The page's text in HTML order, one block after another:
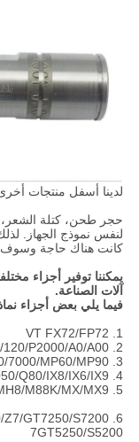
لدينا أسفل منتجات
حجر طحن، كتلة الشعر،
لنفس نموذج الجهاز.
كانت هناك حاجة وسوف نرد
يمكننا توفير أجزاء
آلات الصناعة.
فيما يلي بعض أجزاء
1. VT FX72/FP72
2. ALYS 20/30/60/120/P2000/A0/A00
3. VT 2500/5000/7000/MP60/MP90
4. VT IX/Q25/IH5/Q50/Q80/IX8/IX6/IX9
5. VT M55/M55K/MH/MH8/M88K/MX/MX9
6. XLC7000/Z7/GT7250/S7200
7GT5250/S5200